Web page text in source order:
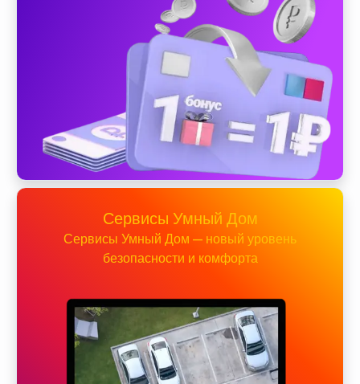
Сервисы Умный Дом
Сервисы Умный Дом — новый уровень
безопасности и комфорта